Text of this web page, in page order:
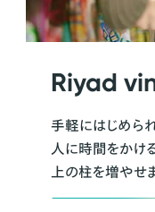
Riyad
手軽にはじめら
人に時間をかけ
上の柱を増やせま